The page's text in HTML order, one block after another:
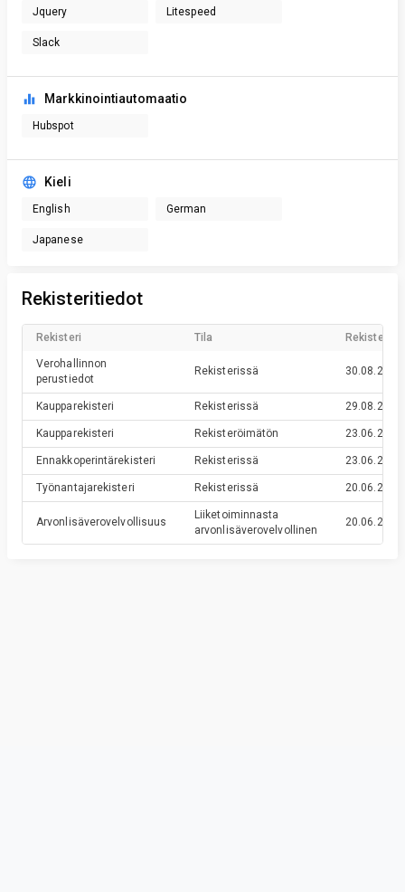
Jquery Litespeed
Slack
Markkinointiautomaatio
Hubspot
Kieli
English German
Japanese
Rekisteritiedot
Rekisteri Tila
Verohallinnon
perustiedot
Rekisterissä 30.08.2016
Kaupparekisteri Rekisterissä 29.08.2016
Kaupparekisteri Rekisteröimätön 23.06.2016
Ennakkoperintärekisteri Rekisterissä 23.06.2016
Työnantajarekisteri Rekisterissä 20.06.2016
Arvonlisäverovelvollisuus
Liiketoiminnasta
arvonlisäverovelvollinen
20.06.2016